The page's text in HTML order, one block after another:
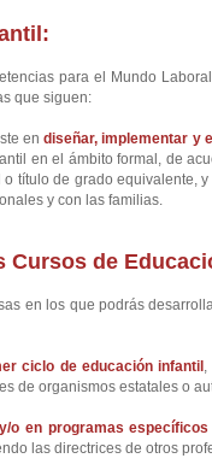
para el Mundo
que siguen:
endiseñar, implementar y
en el ámbito formal, de
título de grado equivalente,
y con las familias.
de
en los que podrás
ciclo de educación infantil
de organismos estatales o
o en programas
las directrices de otros